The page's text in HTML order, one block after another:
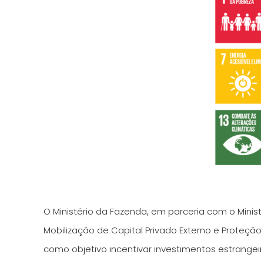
O Ministério da Fazenda, em parceria com o
Mobilização de Capital Privado Externo e
como objetivo incentivar investimentos